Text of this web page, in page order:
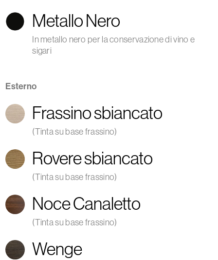
Metallo Nero
In metallo nero per la conservazione di vino e
sigari
Esterno
Frassino sbiancato
(Tinta su base frassino)
Rovere sbiancato
(Tinta su base frassino)
Noce Canaletto
(Tinta su base frassino)
Wenge